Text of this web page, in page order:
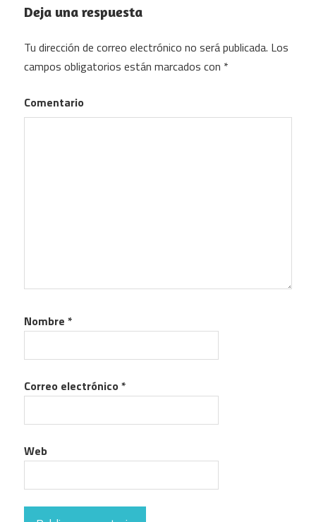
de
entradas
Deja una respuesta
Tu dirección de correo electrónico no será publicada. Los
campos obligatorios están marcados con *
Comentario
Nombre *
Correo electrónico *
Web